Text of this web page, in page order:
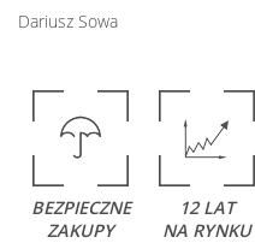
Dariusz Sowa
BEZPIECZNE
ZAKUPY
12 LAT
NA RYNKU